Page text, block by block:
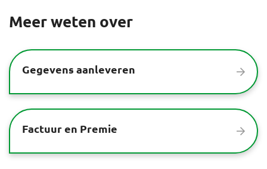
Meer weten over
Gegevens aanleveren
Factuur en Premie